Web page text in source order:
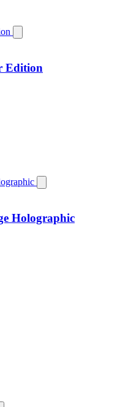
Edition
Holographic